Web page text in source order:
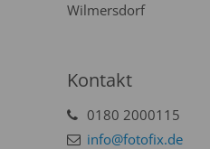
Wilmersdorf
Kontakt
0180 2000115
info@fotofix.de